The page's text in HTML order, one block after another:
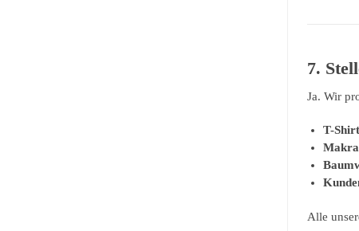
7.
Ja. Wir
T-
Alle